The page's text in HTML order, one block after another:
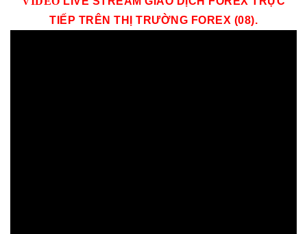
TIẾP TRÊN THỊ TRƯỜNG FOREX (08).